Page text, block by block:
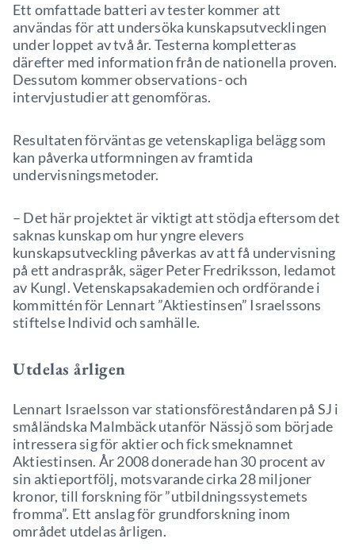
Ett omfattade batteri av tester kommer att
användas för att undersöka kunskapsutvecklingen
under loppet av två år. Testerna kompletteras
därefter med information från de nationella proven.
Dessutom kommer observations- och
intervjustudier att genomföras.
Resultaten förväntas ge vetenskapliga belägg som
kan påverka utformningen av framtida
undervisningsmetoder.
– Det här projektet är viktigt att stödja eftersom det
saknas kunskap om hur yngre elevers
kunskapsutveckling påverkas av att få undervisning
på ett andraspråk, säger Peter Fredriksson, ledamot
av Kungl. Vetenskapsakademien och ordförande i
kommittén för Lennart ”Aktiestinsen” Israelssons
stiftelse Individ och samhälle.
Utdelas årligen
Lennart Israelsson var stationsföreståndaren på SJ i
småländska Malmbäck utanför Nässjö som började
intressera sig för aktier och fick smeknamnet
Aktiestinsen. År 2008 donerade han 30 procent av
sin aktieportfölj, motsvarande cirka 28 miljoner
kronor, till forskning för ”utbildningssystemets
fromma”. Ett anslag för grundforskning inom
området utdelas årligen.